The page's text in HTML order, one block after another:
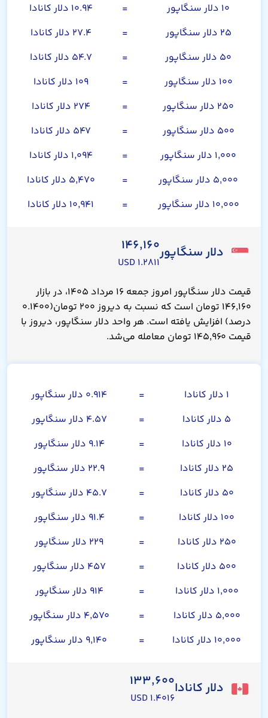
۱۰ دلار سنگاپور
=
۱۰.۹۴ دلار کانادا
۲۵ دلار سنگاپور
=
۲۷.۴ دلار کانادا
۵۰ دلار سنگاپور
=
۵۴.۷ دلار کانادا
۱۰۰ دلار سنگاپور
=
۱۰۹ دلار کانادا
۲۵۰ دلار سنگاپور
=
۲۷۴ دلار کانادا
۵۰۰ دلار سنگاپور
=
۵۴۷ دلار کانادا
۱,۰۰۰ دلار سنگاپور
=
۱,۰۹۴ دلار کانادا
۵,۰۰۰ دلار سنگاپور
=
۵,۴۷۰ دلار کانادا
۱۰,۰۰۰ دلار سنگاپور
= ۱۰,۹۴۱ دلار کانادا
دلار سنگاپور۱۴۶,۱۶۰
۱.۲۸۱۱ USD
قیمت دلار سنگاپور امروز جمعه ۱۶ مرداد ۱۴۰۵، در بازار
۱۴۶,۱۶۰ تومان است که نسبت به دیروز ۲۰۰ تومان(۰.۱۴۰۰
درصد) افزایش یافته است. هر واحد دلار سنگاپور، دیروز با
قیمت ۱۴۵,۹۶۰ تومان معامله می‌شد.
۱ دلار کانادا =
۰.۹۱۴ دلار سنگاپور
۵ دلار کانادا
=
۴.۵۷ دلار سنگاپور
۱۰ دلار کانادا
=
۹.۱۴ دلار سنگاپور
۲۵ دلار کانادا
=
۲۲.۹ دلار سنگاپور
۵۰ دلار کانادا
=
۴۵.۷ دلار سنگاپور
۱۰۰ دلار کانادا
=
۹۱.۴ دلار سنگاپور
۲۵۰ دلار کانادا
=
۲۲۹ دلار سنگاپور
۵۰۰ دلار کانادا
=
۴۵۷ دلار سنگاپور
۱,۰۰۰ دلار کانادا
=
۹۱۴ دلار سنگاپور
۵,۰۰۰ دلار کانادا
=
۴,۵۷۰ دلار سنگاپور
۱۰,۰۰۰ دلار کانادا
= ۹,۱۴۰ دلار سنگاپور
دلار کانادا۱۳۳,۶۰۰
۱.۴۰۱۶ USD